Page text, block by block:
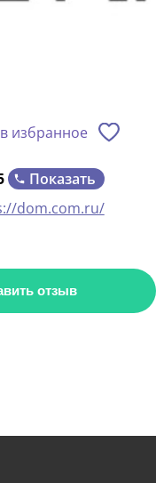
избранное
Показать
dom.com.ru/
отзыв